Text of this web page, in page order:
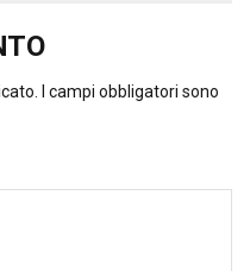
I campi obbligatori sono